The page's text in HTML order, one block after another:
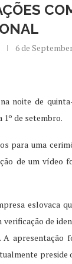
6 de
noite de
1º de setembro.
para uma
de um vídeo
eslovaca
de
apresentação